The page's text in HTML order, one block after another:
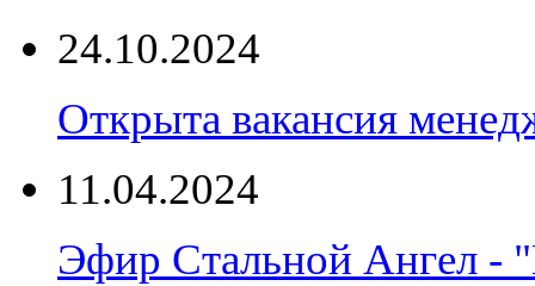
24.10.2024
Открыта вакансия
11.04.2024
Эфир Стальной Ангел -